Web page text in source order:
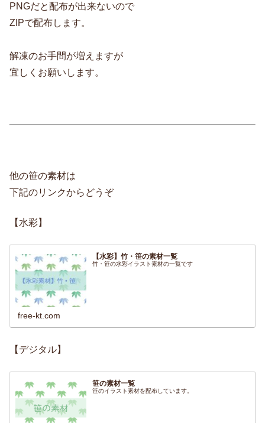
PNGだと配布が出来ないので
ZIPで配布します。
解凍のお手間が増えますが
宜しくお願いします。
他の笹の素材は
下記のリンクからどうぞ
【水彩】
【水彩】竹・笹の素材一覧
竹・笹の水彩イラスト素材の一覧です
free-kt.com
【デジタル】
笹の素材一覧
笹のイラスト素材を配布しています。